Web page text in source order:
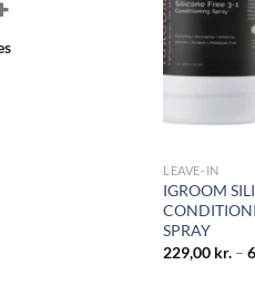
LEAVE-IN
IGROOM
SPRAY
229,00 kr. –